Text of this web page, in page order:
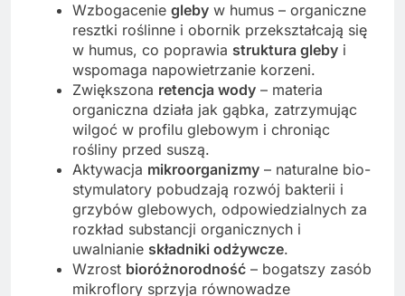
Wzbogacenie gleby w humus – organiczne
resztki roślinne i obornik przekształcają się
w humus, co poprawia struktura gleby i
wspomaga napowietrzanie korzeni.
Zwiększona retencja wody – materia
organiczna działa jak gąbka, zatrzymując
wilgoć w profilu glebowym i chroniąc
rośliny przed suszą.
Aktywacja mikroorganizmy – naturalne bio-
stymulatory pobudzają rozwój bakterii i
grzybów glebowych, odpowiedzialnych za
rozkład substancji organicznych i
uwalnianie składniki odżywcze.
Wzrost bioróżnorodność – bogatszy zasób
mikroflory sprzyja równowadze